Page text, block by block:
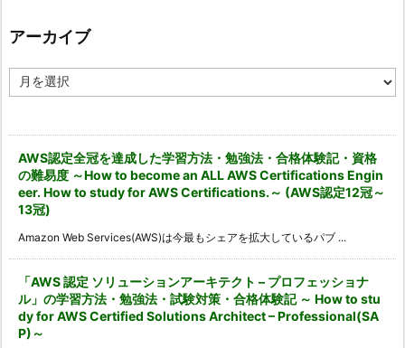
ー
アーカイブ
ー
AWS認定全冠を達成した学習方法・勉強法・合格体験記・資格
の難易度 ～How to become an ALL AWS Certifications Engin
eer. How to study for AWS Certifications.～ (AWS認定12冠～
13冠)
Amazon Web Services(AWS)は今最もシェアを拡大しているパブ ...
「AWS 認定 ソリューションアーキテクト – プロフェッショナ
ル」の学習方法・勉強法・試験対策・合格体験記 ～ How to stu
dy for AWS Certified Solutions Architect – Professional(SA
P)～